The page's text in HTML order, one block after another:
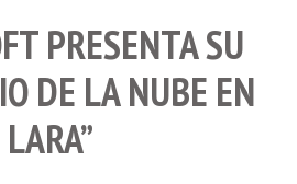
PRESENTA SU
DE LA NUBE EN
LARA”